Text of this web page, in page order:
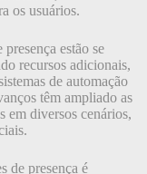
os usuários.
estão se
recursos adicionais,
de automação
têm ampliado as
em diversos cenários,
de presença é